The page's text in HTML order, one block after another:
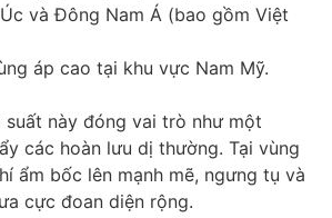
và Đông Nam Á (bao gồm Việt
áp cao tại khu vực Nam Mỹ.
suất này đóng vai trò như một
các hoàn lưu dị thường. Tại vùng
ẩm bốc lên mạnh mẽ, ngưng tụ và
cực đoan diện rộng.